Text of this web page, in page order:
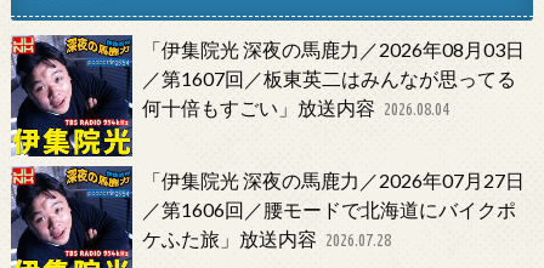
「伊集院光 深夜の馬鹿力／2026年08月03日
／第1607回／板東英二はみんなが思ってる
何十倍もすごい」放送内容 2026.08.04
「伊集院光 深夜の馬鹿力／2026年07月27日
／第1606回／腰モードで北海道にバイクポ
ケふた旅」放送内容 2026.07.28